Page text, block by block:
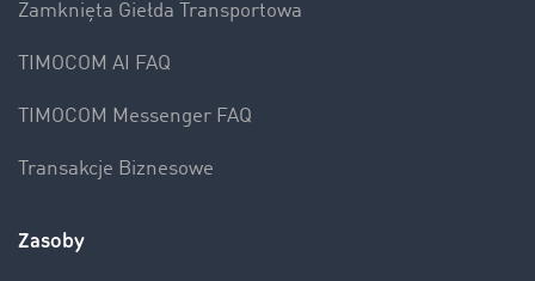
Zamknięta Giełda Transportowa
TIMOCOM AI FAQ
TIMOCOM Messenger FAQ
Transakcje Biznesowe
Zasoby